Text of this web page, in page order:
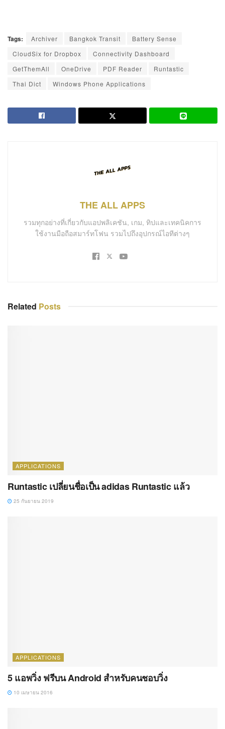
Tags: Archiver Bangkok Transit
Battery Sense
CloudSix for Dropbox
Connectivity Dashboard
GetThemAll
OneDrive PDF Reader
Runtastic
Thai Dict
Windows Phone Applications
THE ALL APPS
รวมทุกอย่างที่เกี่ยวกับแอปพลิเคชัน, เกม, ทิปและเทคนิคการ
ใช้งานมือถือสมาร์ทโฟน รวมไปถึงอุปกรณ์ไอทีต่างๆ
Related Posts
APPLICATIONS
Runtastic เปลี่ยนชื่อเป็น adidas Runtastic แล้ว
25 กันยายน 2019
APPLICATIONS
5 แอพวิ่ง ฟรีบน Android สำหรับคนชอบวิ่ง
10 เมษายน 2016